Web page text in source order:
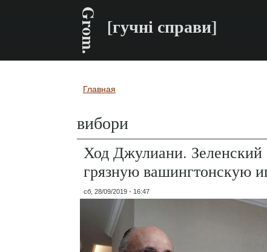
Grom. [гучні справи]
Вы здесь
Главная
вибори
Ход Джулиани. Зеленский
грязную вашингтонскую
сб, 28/09/2019 - 16:47